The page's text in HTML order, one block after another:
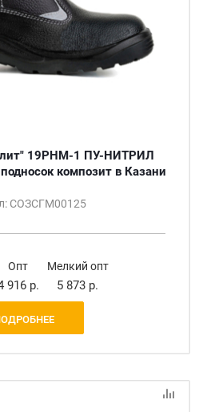
19РНМ-1 ПУ-НИТРИЛ
композит в Казани
СОЗСГМ00125
Опт
916 р.
Мелкий опт
5 873 р.